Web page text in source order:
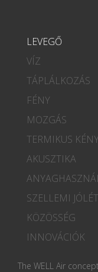
LEVEGŐ
VÍZ
TÁPLÁLKOZÁS
FÉNY
MOZGÁS
TERMIKUS
AKUSZTIKA
SZELLEMI JÓLÉT
KÖZÖSSÉG
INNOVÁCIÓK
The WELL Air